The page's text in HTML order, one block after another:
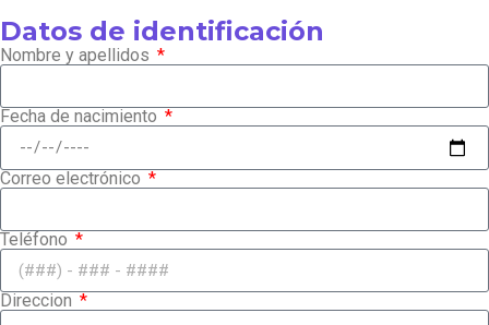
Datos de identificación
Nombre y apellidos
Fecha de nacimiento
Correo electrónico
Teléfono
Direccion